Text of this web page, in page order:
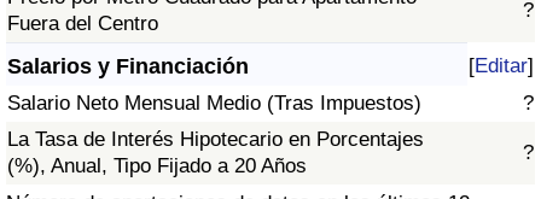
Fuera del Centro
?
Salarios y Financiación [Editar]
Salario Neto Mensual Medio (Tras Impuestos)
?
La Tasa de Interés Hipotecario en Porcentajes
(%), Anual, Tipo Fijado a 20 Años
?
Índice de Criminalidad
Índice de criminalidad por país
Sanidad